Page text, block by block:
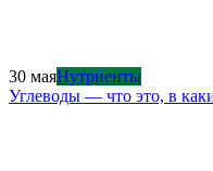
30 маяНутриенты
Углеводы — что это, в